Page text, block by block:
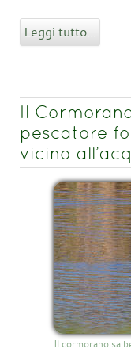
Leggi tutto...
Il
pescatore
vicino
Il cormorano sa